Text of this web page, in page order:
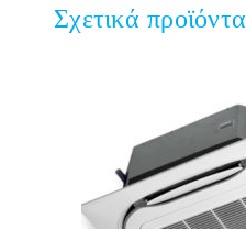
Σχετικά προϊόντα